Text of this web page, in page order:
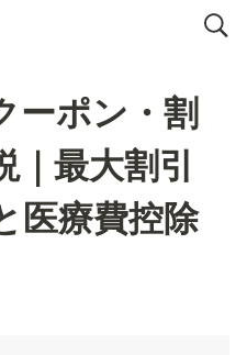
ーポン・割
｜最大割引
医療費控除